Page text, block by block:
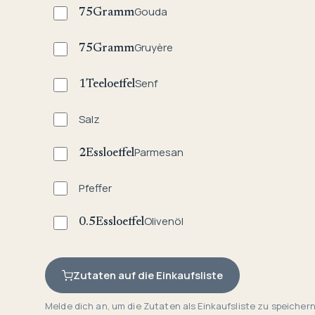
75GrammGouda
75GrammGruyère
1TeeloeffelSenf
Salz
2EssloeffelParmesan
Pfeffer
0.5EssloeffelOlivenöl
Zutaten auf die Einkaufsliste
Melde dich an, um die Zutaten als Einkaufsliste zu